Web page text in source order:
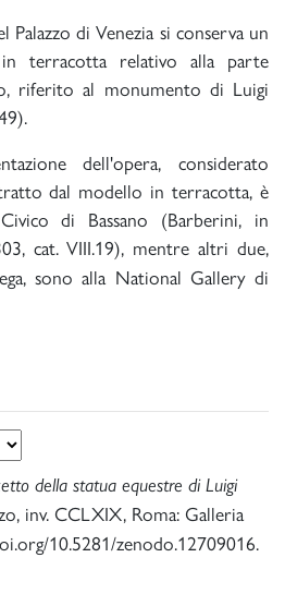
di Venezia si conserva un
terracotta relativo alla parte
riferito al monumento di Luigi
dell'opera, considerato
dal modello in terracotta, è
di Bassano (Barberini, in
cat. VIII.19), mentre altri due,
sono alla National Gallery di
della statua equestre di Luigi
inv. CCLXIX, Roma: Galleria
10.5281/zenodo.12709016.